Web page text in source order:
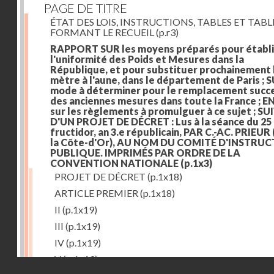
PAGE DE TITRE
ÉTAT DES LOIS, INSTRUCTIONS, TABLES ET
FORMANT LE RECUEIL (p.r3)
RAPPORT SUR les moyens préparés pour
l'uniformité des Poids et Mesures dans la
République, et pour substituer prochainement
mètre à l'aune, dans le département de Paris ;
mode à déterminer pour le remplacement
des anciennes mesures dans toute la France ;
sur les règlements à promulguer à ce sujet ;
D'UN PROJET DE DÉCRET : Lus à la séance du 25
fructidor, an 3.e républicain, PAR C.-AC. PRIEUR
la Côte-d'Or), AU NOM DU COMITÉ
PUBLIQUE. IMPRIMÉS PAR ORDRE DE LA
CONVENTION NATIONALE (p.1x3)
PROJET DE DÉCRET (p.1x18)
ARTICLE PREMIER (p.1x18)
II (p.1x19)
III (p.1x19)
IV(p.1x19)
V(p.1x19)